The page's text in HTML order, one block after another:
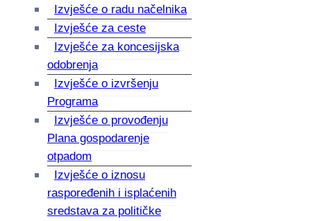
Izvješće o radu načelnika
Izvješće za ceste
Izvješće za koncesijska
odobrenja
Izvješće o izvršenju
Programa
Izvješće o provođenju
Plana gospodarenje
otpadom
Izvješće o iznosu
raspoređenih i isplaćenih
sredstava za političke